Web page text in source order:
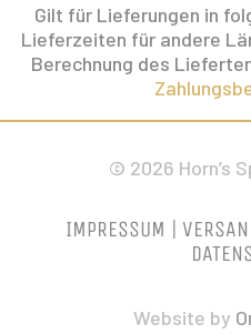
Gilt für Lieferungen in
Lieferzeiten für andere
Berechnung des
© 2026 Horn’s
IMPRESSUM
Website by